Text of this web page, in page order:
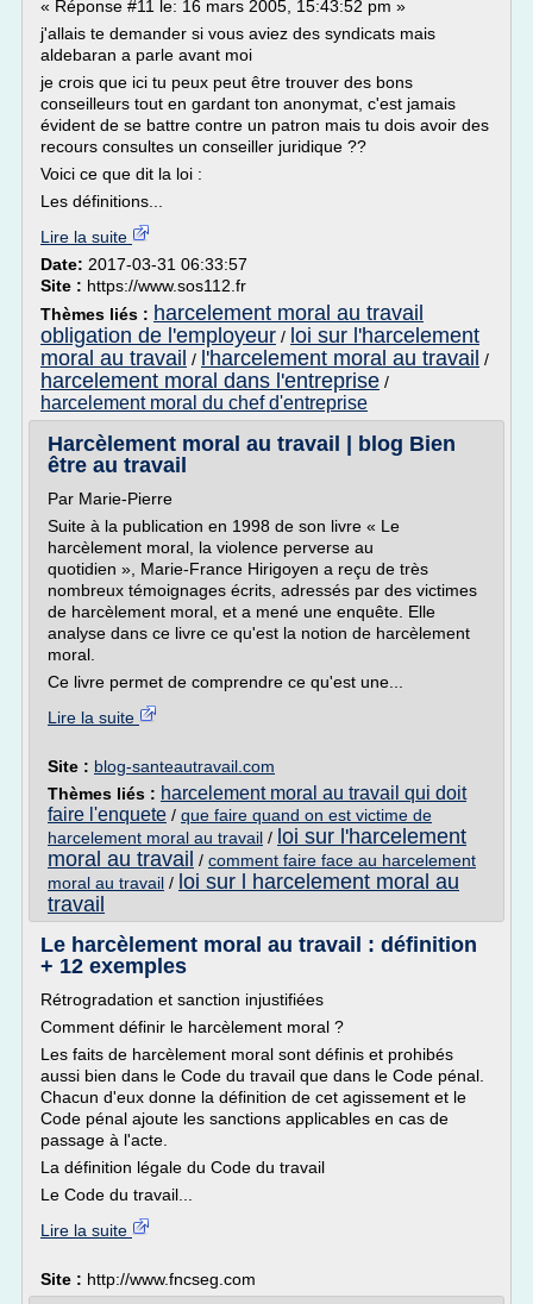
« Réponse #11 le: 16 mars 2005, 15:43:52 pm »
j'allais te demander si vous aviez des syndicats mais
aldebaran a parle avant moi
je crois que ici tu peux peut être trouver des bons
conseilleurs tout en gardant ton anonymat, c'est jamais
évident de se battre contre un patron mais tu dois avoir des
recours consultes un conseiller juridique ??
Voici ce que dit la loi :
Les définitions...
Lire la suite
Date: 2017-03-31 06:33:57
Site : https://www.sos112.fr
Thèmes liés : harcelement moral au travail
obligation de l'employeur / loi sur l'harcelement
moral au travail / l'harcelement moral au travail /
harcelement moral dans l'entreprise /
harcelement moral du chef d'entreprise
Harcèlement moral au travail | blog Bien
être au travail
Par Marie-Pierre
Suite à la publication en 1998 de son livre « Le
harcèlement moral, la violence perverse au
quotidien », Marie-France Hirigoyen a reçu de très
nombreux témoignages écrits, adressés par des victimes
de harcèlement moral, et a mené une enquête. Elle
analyse dans ce livre ce qu'est la notion de harcèlement
moral.
Ce livre permet de comprendre ce qu'est une...
Lire la suite
Site : blog-santeautravail.com
Thèmes liés : harcelement moral au travail qui doit
faire l'enquete / que faire quand on est victime de
harcelement moral au travail / loi sur l'harcelement
moral au travail / comment faire face au harcelement
moral au travail / loi sur l harcelement moral au
travail
Le harcèlement moral au travail : définition
+ 12 exemples
Rétrogradation et sanction injustifiées
Comment définir le harcèlement moral ?
Les faits de harcèlement moral sont définis et prohibés
aussi bien dans le Code du travail que dans le Code pénal.
Chacun d'eux donne la définition de cet agissement et le
Code pénal ajoute les sanctions applicables en cas de
passage à l'acte.
La définition légale du Code du travail
Le Code du travail...
Lire la suite
Site : http://www.fncseg.com